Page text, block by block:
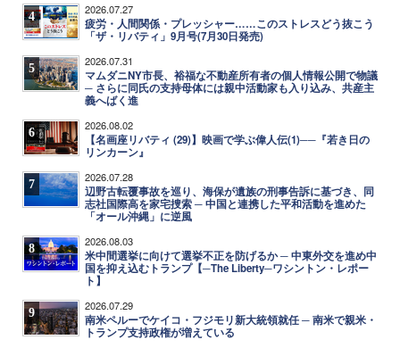
4 2026.07.27
疲労・人間関係・プレッシャー……このストレスどう抜こう
「ザ・リバティ」9月号(7月30日発売)
5 2026.07.31
マムダニNY市長、裕福な不動産所有者の個人情報公開で物議
─ さらに同氏の支持母体には親中活動家も入り込み、共産主
義へばく進
6 2026.08.02
【名画座リバティ (29)】映画で学ぶ偉人伝(1)──『若き日の
リンカーン』
7 2026.07.28
辺野古転覆事故を巡り、海保が遺族の刑事告訴に基づき、同
志社国際高を家宅捜索 ─ 中国と連携した平和活動を進めた
「オール沖縄」に逆風
8 2026.08.03
米中間選挙に向けて選挙不正を防げるか ─ 中東外交を進め中
国を抑え込むトランプ【─The Liberty─ワシントン・レポー
ト】
9 2026.07.29
南米ペルーでケイコ・フジモリ新大統領就任 ─ 南米で親米・
トランプ支持政権が増えている